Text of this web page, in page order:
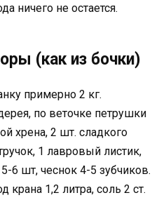
ничего не остается.
(как из бочки)
примерно 2 кг.
по веточке петрушки
хрена, 2 шт. сладкого
1 лавровый листик,
6 шт, чеснок 4-5 зубчиков.
крана 1,2 литра, соль 2 ст.